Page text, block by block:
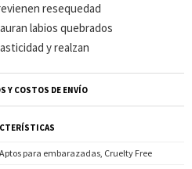
resequedad
labios quebrados
y realzan
Y COSTOS DE ENVÍO
Aptos para embarazadas, Cruelty Free